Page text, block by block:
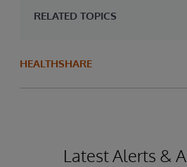
RELATED TOPICS
HEALTHSHARE
Latest Alerts &